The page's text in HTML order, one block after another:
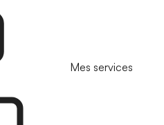
Mes services